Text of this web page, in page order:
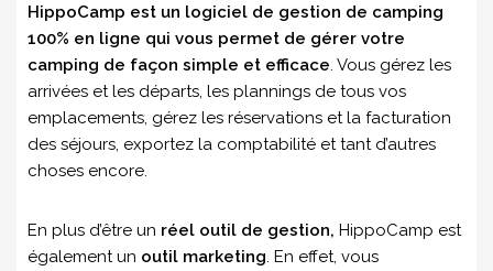
HippoCamp est un logiciel de gestion de camping
100% en ligne qui vous permet de gérer votre
camping de façon simple et efficace. Vous gérez les
arrivées et les départs, les plannings de tous vos
emplacements, gérez les réservations et la facturation
des séjours, exportez la comptabilité et tant d’autres
choses encore.
En plus d’être un réel outil de gestion, HippoCamp est
également un outil marketing. En effet, vous